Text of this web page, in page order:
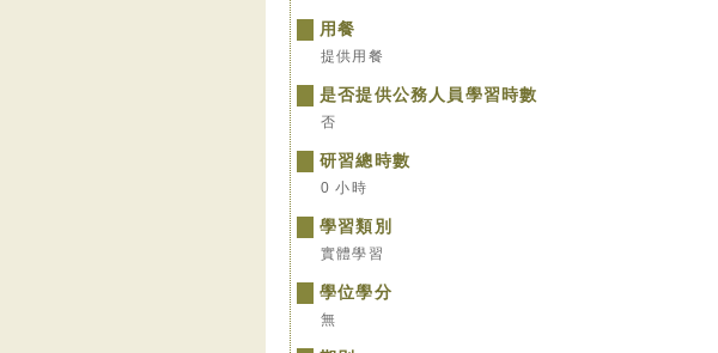
用餐
提供用餐
是否提供公務人員學習時數
否
研習總時數
0 小時
學習類別
實體學習
學位學分
無